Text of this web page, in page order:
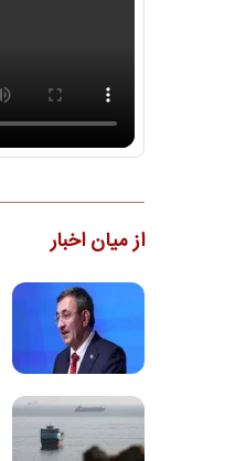
از میان اخبار